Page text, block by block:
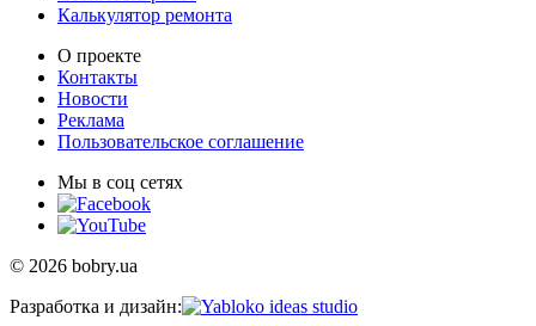
Калькулятор ремонта
О проекте
Контакты
Новости
Реклама
Пользовательское соглашение
Мы в соц сетях
© 2026 bobry.ua
Разработка и дизайн: